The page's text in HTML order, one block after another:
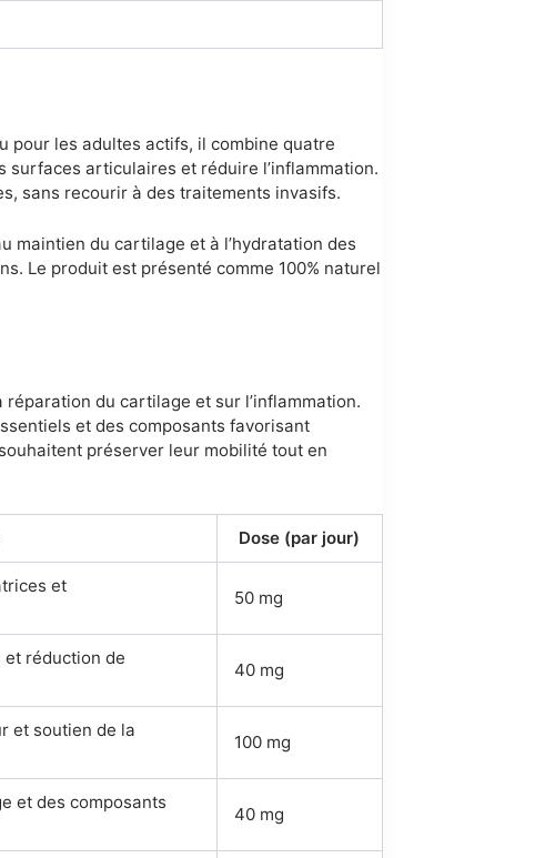
pour les adultes actifs, il combine quatre
articulaires et réduire l’inflammation.
sans recourir à des traitements invasifs.
maintien du cartilage et à l’hydratation des
Le produit est présenté comme 100% naturel
du cartilage et sur l’inflammation.
et des composants favorisant
préserver leur mobilité tout en
Dose (par jour)
et
50 mg
réduction de
40 mg
et soutien de la
100 mg
et des composants
40 mg